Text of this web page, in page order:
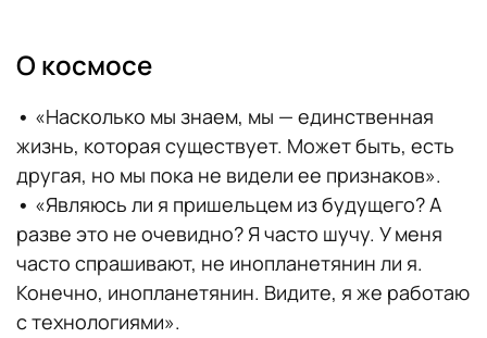
О космосе
• «Насколько мы знаем, мы — единственная
жизнь, которая существует. Может быть, есть
другая, но мы пока не видели ее признаков».
• «Являюсь ли я пришельцем из будущего? А
разве это не очевидно? Я часто шучу. У меня
часто спрашивают, не инопланетянин ли я.
Конечно, инопланетянин. Видите, я же работаю
с технологиями».